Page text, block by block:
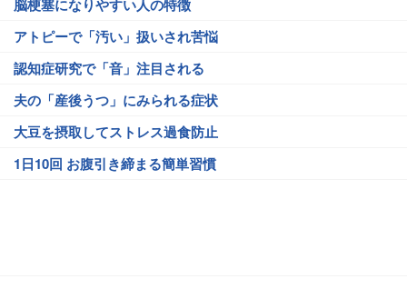
脳梗塞になりやすい人の特徴
アトピーで「汚い」扱いされ苦悩
認知症研究で「音」注目される
夫の「産後うつ」にみられる症状
大豆を摂取してストレス過食防止
1日10回 お腹引き締まる簡単習慣